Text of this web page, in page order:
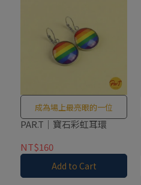
成為場上最亮眼的一位
PAR.T｜寶石彩虹耳環
NT$160
Add to Cart